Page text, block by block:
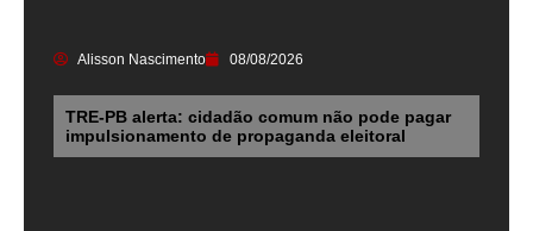
Alisson Nascimento 08/08/2026
TRE-PB alerta: cidadão comum não pode pagar
impulsionamento de propaganda eleitoral